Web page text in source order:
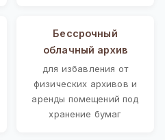
Бессрочный
облачный архив
для избавления от
физических архивов и
аренды помещений под
хранение бумаг